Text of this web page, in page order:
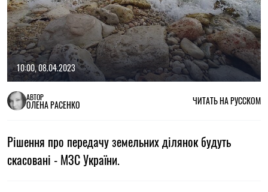
10:00, 08.04.2023
АВТОР
ОЛЕНА РАСЕНКО ЧИТАТЬ НА РУССКОМ
Рішення про передачу земельних ділянок будуть
скасовані - МЗС України.